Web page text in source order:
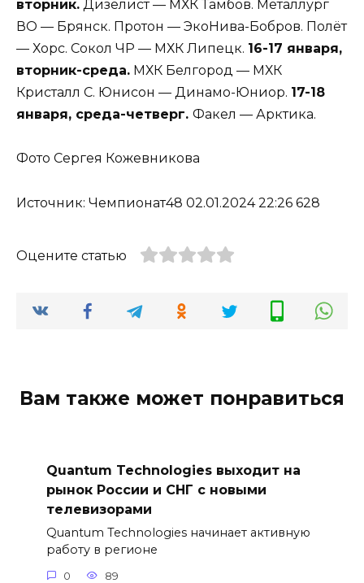
вторник. Дизелист — МХК Тамбов. Металлург
ВО — Брянск. Протон — ЭкоНива-Бобров. Полёт
— Хорс. Сокол ЧР — МХК Липецк. 16-17 января,
вторник-среда. МХК Белгород — МХК
Кристалл С. Юнисон — Динамо-Юниор. 17-18
января, среда-четверг. Факел — Арктика.
Фото Сергея Кожевникова
Источник: Чемпионат48 02.01.2024 22:26 628
Оцените статью
Вам также может понравиться
Quantum Technologies выходит на
рынок России и СНГ с новыми
телевизорами
Quantum Technologies начинает активную
работу в регионе
0 89